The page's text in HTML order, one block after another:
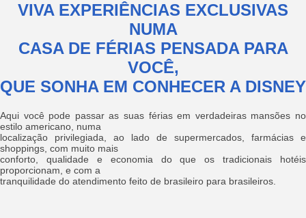
VIVA EXPERIÊNCIAS EXCLUSIVAS
NUMA
CASA DE FÉRIAS PENSADA PARA
VOCÊ,
QUE SONHA EM CONHECER A DISNEY
Aqui você pode passar as suas férias em verdadeiras mansões no
estilo americano, numa
localização privilegiada, ao lado de supermercados, farmácias e
shoppings, com muito mais
conforto, qualidade e economia do que os tradicionais hotéis
proporcionam, e com a
tranquilidade do atendimento feito de brasileiro para brasileiros.